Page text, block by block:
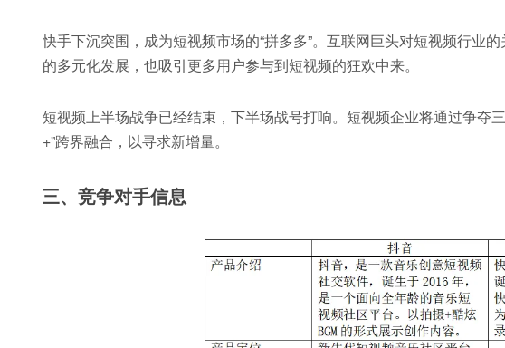
快手下沉突围，成为短视频市场的“拼多多”。互联网巨头对短视频行业
的多元化发展，也吸引更多用户参与到短视频的狂欢中来。
短视频上半场战争已经结束，下半场战号打响。短视频企业将通过争夺
+”跨界融合，以寻求新增量。
三、竞争对手信息